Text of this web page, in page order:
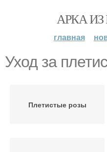
АРКА
главная
Уход за
Плетистые розы